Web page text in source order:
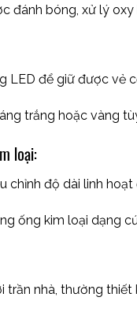
đánh bóng, xử lý
LED để giữ được vẻ
trắng hoặc vàng
loại:
chỉnh độ dài linh
ống kim loại dạng
trần nhà, thường